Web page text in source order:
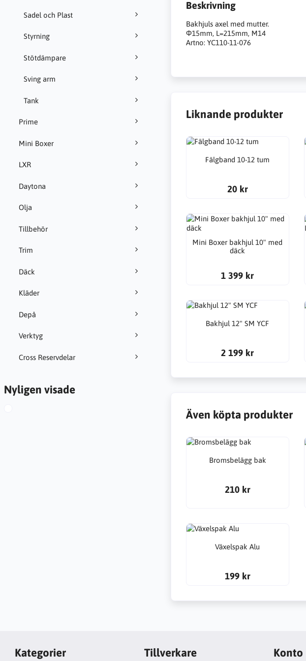
Sadel och Plast
Styrning
Stötdämpare
Sving arm
Tank
Prime
Mini Boxer
LXR
Daytona
Olja
Tillbehör
Trim
Däck
Kläder
Depå
Verktyg
Cross Reservdelar
Nyligen visade
Beskrivning
Bakhjuls axel med mutter.
Φ15mm, L=215mm, M14
Artno: YC110-11-076
Liknande produkter
Fälgband 10-12 tum
20 kr
Mini Boxer bakhjul 10" med
däck
1 399 kr
Bakhjul 12" SM YCF
2 199 kr
Även köpta produkter
Bromsbelägg bak
210 kr
Växelspak Alu
199 kr
Kategorier Tillverkare Konto